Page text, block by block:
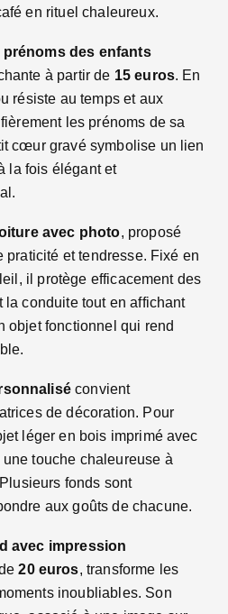
en rituel chaleureux.
prénoms des enfants
à partir de 15 euros. En
résiste au temps et aux
les prénoms de sa
cœur gravé symbolise un lien
la fois élégant et
avec photo, proposé
praticité et tendresse. Fixé en
il protège efficacement des
conduite tout en affichant
objet fonctionnel qui rend
convient
de décoration. Pour
léger en bois imprimé avec
touche chaleureuse à
fonds sont
aux goûts de chacune.
avec impression
20 euros, transforme les
inoubliables. Son